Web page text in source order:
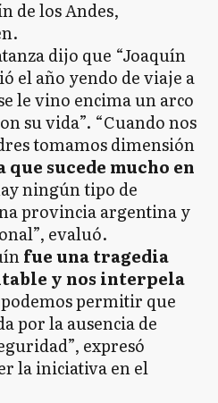
de los Andes,
dijo que “Joaquín
el año yendo de viaje a
le vino encima un arco
su vida”. “Cuando nos
tomamos dimensión
que sucede mucho en
ningún tipo de
provincia argentina y
evaluó.
fue una tragedia
y nos interpela
permitir que
por la ausencia de
expresó
la iniciativa en el